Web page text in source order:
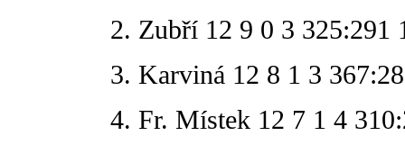
2. Zubří 12 9 0 3 325:291
3. Karviná 12 8 1 3
4. Fr. Místek 12 7 1 4